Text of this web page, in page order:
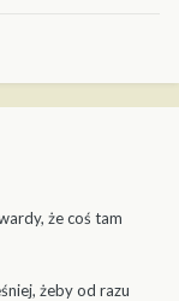
że coś tam
żeby od razu